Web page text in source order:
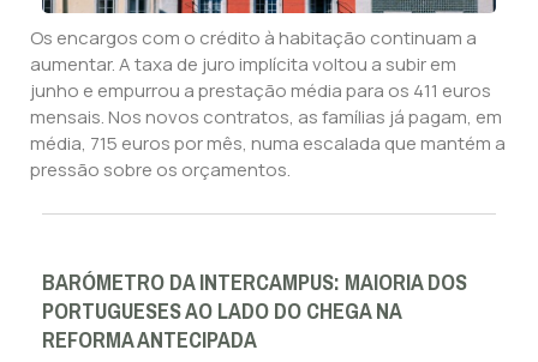
Os encargos com o crédito à habitação continuam a
aumentar. A taxa de juro implícita voltou a subir em
junho e empurrou a prestação média para os 411 euros
mensais. Nos novos contratos, as famílias já pagam, em
média, 715 euros por mês, numa escalada que mantém a
pressão sobre os orçamentos.
BARÓMETRO DA INTERCAMPUS: MAIORIA DOS
PORTUGUESES AO LADO DO CHEGA NA
REFORMA ANTECIPADA